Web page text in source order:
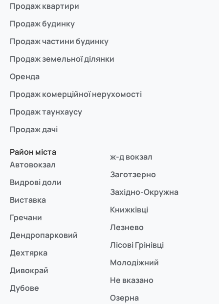
Продаж квартири
Продаж будинку
Продаж частини будинку
Продаж земельної ділянки
Оренда
Продаж комерційної нерухомості
Продаж таунхаусу
Продаж дачі
Район міста
Автовокзал
Видрові доли
Виставка
Гречани
Дендропарковий
Дехтярка
Дивокрай
Дубове
ж-д вокзал
Заготзерно
Західно-Окружна
Книжківці
Лезнево
Лісові Грінівці
Молодіжний
Не вказано
Озерна